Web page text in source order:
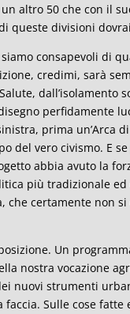
altro 50 che con il
queste divisioni
consapevoli di
credimi, sarà
dall’isolamento
perfidamente
prima un’Arca
del vero civismo. E
abbia avuto la
più tradizionale
che certamente non
Un
nostra vocazione
nuovi strumenti
Sulle cose